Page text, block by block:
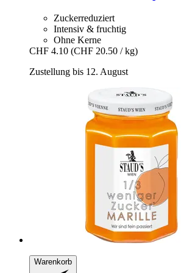
Zuckerreduziert
Intensiv & fruchtig
Ohne Kerne
CHF 4.10 (CHF 20.50 / kg)
Zustellung bis 12. August
Warenkorb